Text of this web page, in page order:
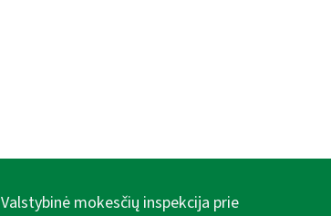
Valstybinė mokesčių inspekcija prie